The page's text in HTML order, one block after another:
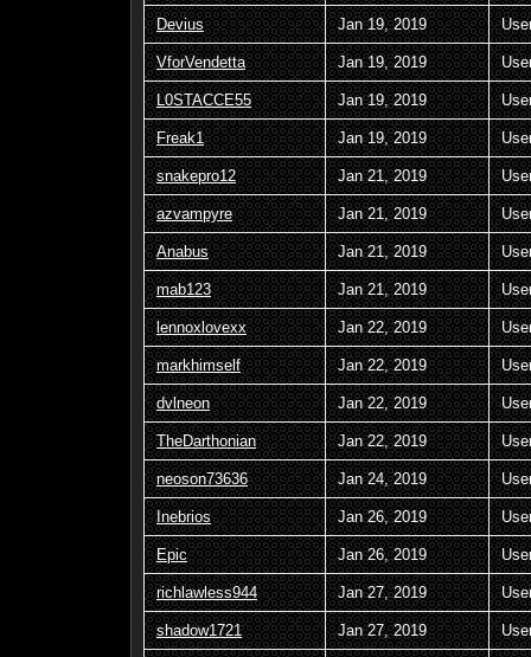
Devius Jan 19, 2019
VforVendetta Jan 19, 2019
L0STACCE55 Jan 19, 2019
Freak1 Jan 19, 2019
snakepro12 Jan 21, 2019
azvampyre Jan 21, 2019
Anabus Jan 21, 2019
mab123 Jan 21, 2019
lennoxlovexx Jan 22, 2019
markhimself Jan 22, 2019
dvlneon Jan 22, 2019
TheDarthonian Jan 22, 2019
neoson73636 Jan 24, 2019
Inebrios Jan 26, 2019
Epic Jan 26, 2019
richlawless944 Jan 27, 2019
shadow1721 Jan 27, 2019